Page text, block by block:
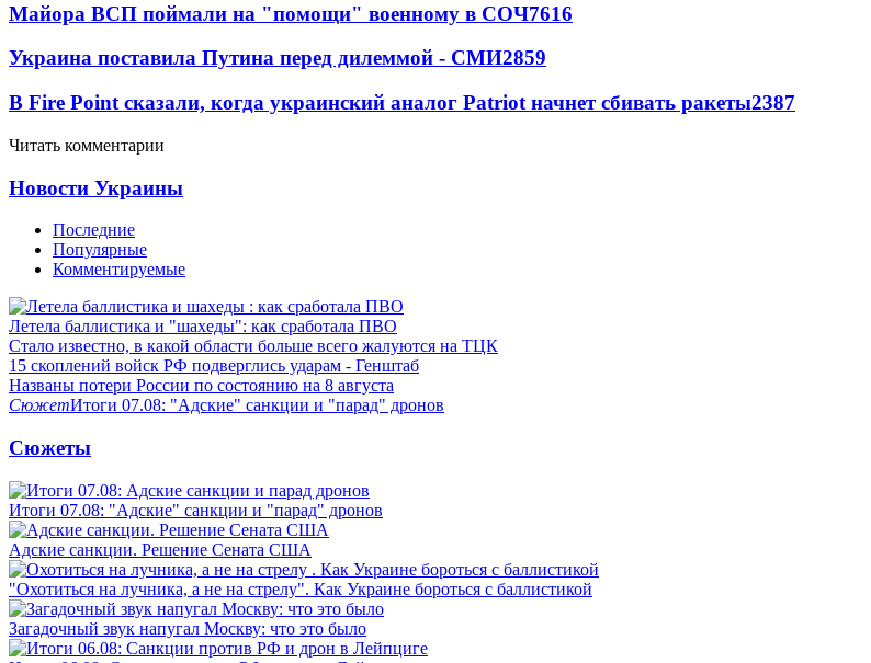
Майора ВСП поймали на "помощи" военному в СОЧ7616
Украина поставила Путина перед дилеммой - СМИ2859
В Fire Point сказали, когда украинский аналог Patriot начнет сбивать ракеты2387
Читать комментарии
Новости Украины
Последние
Популярные
Комментируемые
Летела баллистика и "шахеды": как сработала ПВО
Стало известно, в какой области больше всего жалуются на ТЦК
15 скоплений войск РФ подверглись ударам - Генштаб
Названы потери России по состоянию на 8 августа
СюжетИтоги 07.08: "Адские" санкции и "парад" дронов
Сюжеты
Итоги 07.08: "Адские" санкции и "парад" дронов
Адские санкции. Решение Сената США
"Охотиться на лучника, а не на стрелу". Как Украине бороться с баллистикой
Загадочный звук напугал Москву: что это было